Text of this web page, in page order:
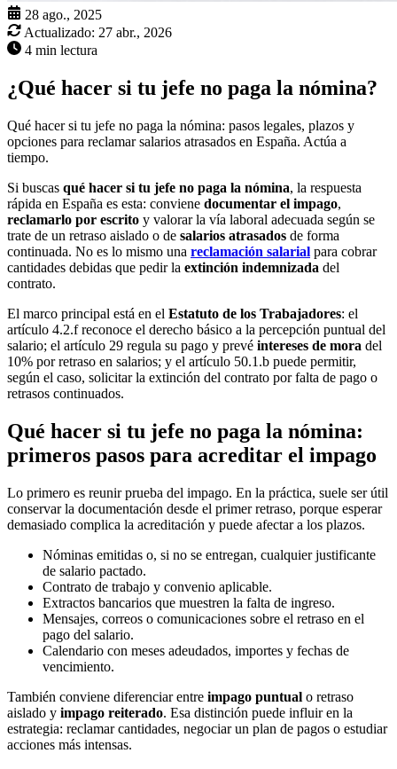
28 ago., 2025
Actualizado: 27 abr., 2026
4 min lectura
¿Qué hacer si tu jefe no paga la nómina?
Qué hacer si tu jefe no paga la nómina: pasos legales, plazos y
opciones para reclamar salarios atrasados en España. Actúa a
tiempo.
Si buscas qué hacer si tu jefe no paga la nómina, la respuesta
rápida en España es esta: conviene documentar el impago,
reclamarlo por escrito y valorar la vía laboral adecuada según se
trate de un retraso aislado o de salarios atrasados de forma
continuada. No es lo mismo una reclamación salarial para cobrar
cantidades debidas que pedir la extinción indemnizada del
contrato.
El marco principal está en el Estatuto de los Trabajadores: el
artículo 4.2.f reconoce el derecho básico a la percepción puntual del
salario; el artículo 29 regula su pago y prevé intereses de mora del
10% por retraso en salarios; y el artículo 50.1.b puede permitir,
según el caso, solicitar la extinción del contrato por falta de pago o
retrasos continuados.
Qué hacer si tu jefe no paga la nómina:
primeros pasos para acreditar el impago
Lo primero es reunir prueba del impago. En la práctica, suele ser útil
conservar la documentación desde el primer retraso, porque esperar
demasiado complica la acreditación y puede afectar a los plazos.
Nóminas emitidas o, si no se entregan, cualquier justificante
de salario pactado.
Contrato de trabajo y convenio aplicable.
Extractos bancarios que muestren la falta de ingreso.
Mensajes, correos o comunicaciones sobre el retraso en el
pago del salario.
Calendario con meses adeudados, importes y fechas de
vencimiento.
También conviene diferenciar entre impago puntual o retraso
aislado y impago reiterado. Esa distinción puede influir en la
estrategia: reclamar cantidades, negociar un plan de pagos o estudiar
acciones más intensas.